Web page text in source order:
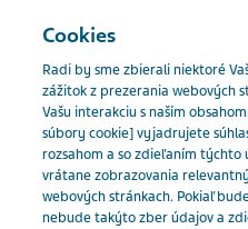
Slovakia Naše produkty
Actavis 10 mg filmom obalené tablety
Olanzapin
Cookies
Radi by sme zbierali niektoré
zážitok z prezerania webových
Vašu interakciu s naším
súbory cookie] vyjadrujete
rozsahom a so zdieľaním týchto
vrátane zobrazovania
webových stránkach. Pokiaľ
nebude takýto zber údajov a